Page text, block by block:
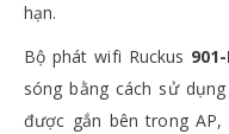
hạn.
Bộ phát wifi Ruckus
sóng bằng cách sử
được gắn bên trong